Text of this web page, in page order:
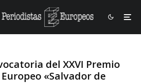
del XXVI Premio
«Salvador de